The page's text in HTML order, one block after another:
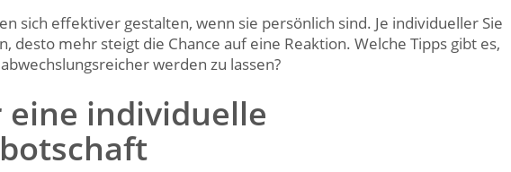
sich effektiver gestalten, wenn sie persönlich sind. Je individueller Sie
desto mehr steigt die Chance auf eine Reaktion. Welche Tipps gibt es,
werden zu lassen?
eine individuelle